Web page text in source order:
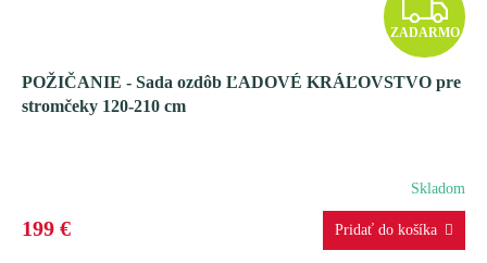
A
D
R
M
ZADARMO
POŽIČANIE - Sada ozdôb ĽADOVÉ KRÁĽOVSTVO pre
stromčeky 120-210 cm
Skladom
199 €